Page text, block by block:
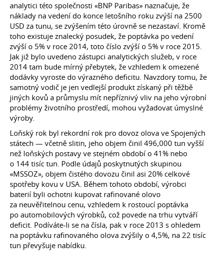
analytici této společnosti «BNP Paribas» naznačuje, že
náklady na vedení do konce letošního roku zvýší na 2500
USD za tunu, se zvýšením této úrovně se nezastaví. Kromě
toho existuje znalecký posudek, že poptávka po vedení
zvýší o 5% v roce 2014, toto číslo zvýší o 5% v roce 2015.
Jak již bylo uvedeno zástupci analytických služeb, v roce
2014 tam bude mírný přebytek, že vzhledem k omezené
dodávky vyroste do výrazného deficitu. Navzdory tomu, že
samotný vodič je jen vedlejší produkt získaný při těžbě
jiných kovů a průmyslu mít nepříznivý vliv na jeho výrobní
problémy životního prostředí, mohou vyžadovat úmyslné
výroby.
Loňský rok byl rekordní rok pro dovoz olova ve Spojených
státech — včetně slitin, jeho objem činil 496,000 tun vyšší
než loňských postavy ve stejném období o 41% nebo
o 144 tisíc tun. Podle údajů poskytnutých skupinou
«MSSOZ», objem čistého dovozu činil asi 20% celkové
spotřeby kovu v USA. Během tohoto období, výrobci
baterií byli ochotni kupovat rafinované olovo
za neuvěřitelnou cenu, vzhledem k rostoucí poptávka
po automobilových výrobků, což povede na trhu vytváří
deficit. Podíváte-li se na čísla, pak v roce 2013 s ohledem
na poptávku rafinovaného olova zvýšily o 4,5%, na 22 tisíc
tun převyšuje nabídku.